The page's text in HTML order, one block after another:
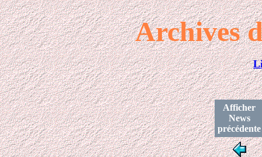
Archives
Afficher
News
précédente